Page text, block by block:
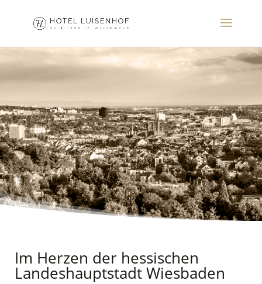
Im Herzen der hessischen
Landeshauptstadt Wiesbaden